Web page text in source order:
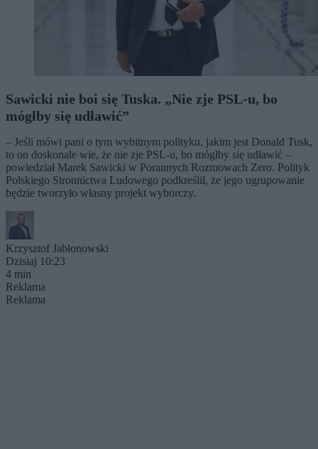
Sawicki nie boi się Tuska. „Nie zje PSL-u, bo
mógłby się udławić”
– Jeśli mówi pani o tym wybitnym polityku, jakim jest Donald Tusk,
to on doskonale wie, że nie zje PSL-u, bo mógłby się udławić –
powiedział Marek Sawicki w Porannych Rozmowach Zero. Polityk
Polskiego Stronnictwa Ludowego podkreślił, że jego ugrupowanie
będzie tworzyło własny projekt wyborczy.
Krzysztof Jabłonowski
Dzisiaj 10:23
4 min
Reklama
Reklama